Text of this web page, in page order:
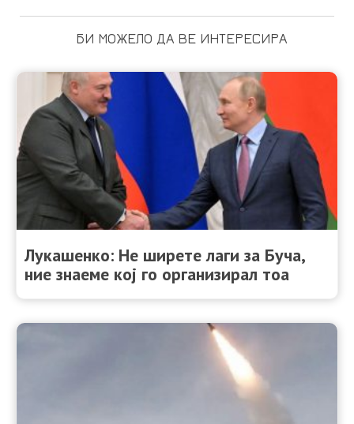
БИ МОЖЕЛО ДА ВЕ ИНТЕРЕСИРА
Лукашенко: Не ширете лаги за Буча,
ние знаеме кој го организирал тоа